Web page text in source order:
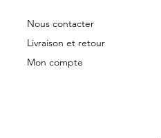
Nous contacter
Livraison et retour
Mon compte